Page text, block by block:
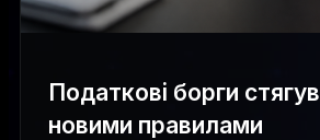
Податкові борги
новими правилами